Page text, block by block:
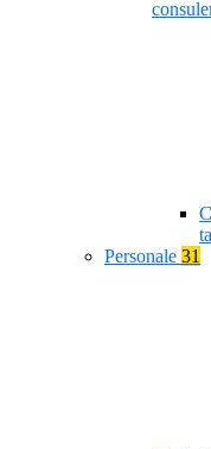
Personale 31